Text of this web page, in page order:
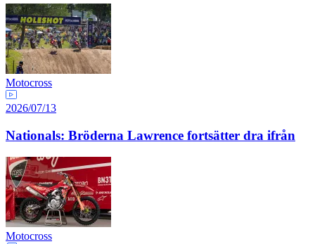
Motocross
2026/07/13
Nationals: Bröderna Lawrence fortsätter dra ifrån
Motocross